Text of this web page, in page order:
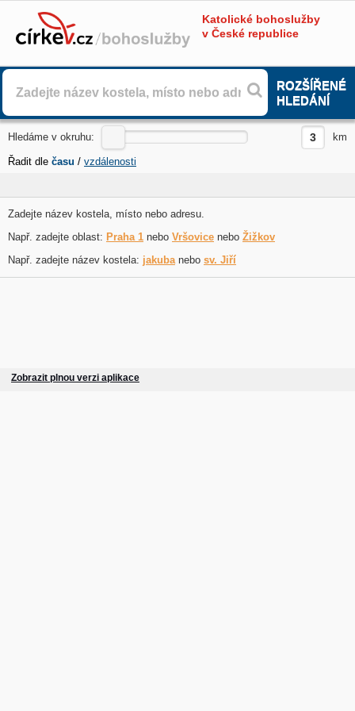
Katolické bohoslužby
v České republice
ROZŠÍŘENÉ
HLEDÁNÍ
Hledáme v okruhu: km
Řadit dle času / vzdálenosti
Zadejte název kostela, místo nebo adresu.
Např. zadejte oblast: Praha 1 nebo Vršovice nebo Žižkov
Např. zadejte název kostela: jakuba nebo sv. Jiří
Zobrazit plnou verzi aplikace